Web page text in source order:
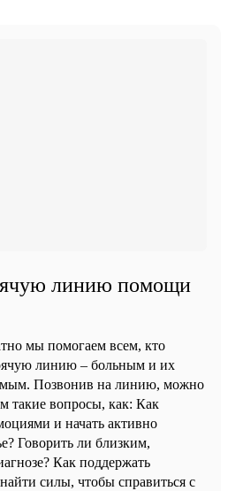
линию помощи
мы помогаем всем, кто
линию – больным и их
Позвонив на линию, можно
такие вопросы, как: Как
и начать активно
Говорить ли близким,
Как поддержать
силы, чтобы справиться с